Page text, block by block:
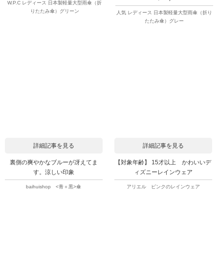
W.P.C レディース 日本製軽量大型雨傘（折
りたたみ傘）グリーン
人気 レディース 日本製軽量大型雨傘（折り
たたみ傘）グレー
詳細記事を見る
裏側の爽やかなブルーが冴えてま
す。涼しい印象
baihuishop <青＋黒>傘
詳細記事を見る
【対象年齢】 15才以上 かわいいデ
ィズニーレインウェア
アリエル ピンクのレインウェア